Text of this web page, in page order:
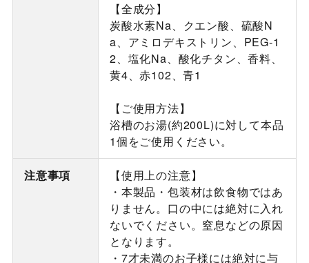
【全成分】
炭酸水素Na、クエン酸、硫酸N
a、アミロデキストリン、PEG-1
2、塩化Na、酸化チタン、香料、
黄4、赤102、青1
【ご使用方法】
浴槽のお湯(約200L)に対して本品
1個をご使用ください。
注意事項
【使用上の注意】
・本製品・包装材は飲食物ではあ
りません。口の中には絶対に入れ
ないでください。窒息などの原因
となります。
・7才未満のお子様には絶対に与